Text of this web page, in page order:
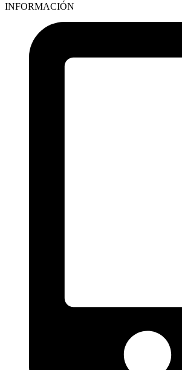
INFORMACIÓN